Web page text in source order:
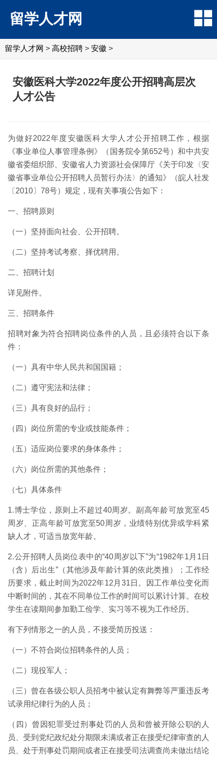
留学人才网
留学人才网 > 高校招聘 > 安徽 >
安徽医科大学2022年度公开招聘高层次
人才公告
为做好2022年度安徽医科大学人才公开招聘工作，根据
《事业单位人事管理条例》（国务院令第652号）和中共安
徽省委组织部、安徽省人力资源社会保障厅《关于印发〈安
徽省事业单位公开招聘人员暂行办法〉的通知》（皖人社发
〔2010〕78号）规定，现有关事项公告如下：
一、招聘原则
（一）坚持面向社会、公开招聘。
（二）坚持考试考察、择优聘用。
二、招聘计划
详见附件。
三、招聘条件
招聘对象为符合招聘岗位条件的人员，且必须符合以下条
件：
（一）具有中华人民共和国国籍；
（二）遵守宪法和法律；
（三）具有良好的品行；
（四）岗位所需的专业或技能条件；
（五）适应岗位要求的身体条件；
（六）岗位所需的其他条件；
（七）具体条件
1.博士学位，原则上不超过40周岁。副高年龄可放宽至45
周岁、正高年龄可放宽至50周岁，业绩特别优异或学科紧
缺人才，可适当放宽年龄。
2.公开招聘人员岗位表中的“40周岁以下”为“1982年1月1日
（含）后出生”（其他涉及年龄计算的依此类推）；工作经
历要求，截止时间为2022年12月31日。因工作单位变化而
中断时间的，其在不同单位工作的时间可以累计计算。在校
学生在读期间参加勤工俭学、实习等不视为工作经历。
有下列情形之一的人员，不接受简历投送：
（一）不符合岗位招聘条件的人员；
（二）现役军人；
（三）曾在各级公职人员招考中被认定有舞弊等严重违反考
试录用纪律行为的人员；
（四）曾因犯罪受过刑事处罚的人员和曾被开除公职的人
员、受到党纪政纪处分期限未满或者正在接受纪律审查的人
员、处于刑事处罚期间或者正在接受司法调查尚未做出结论